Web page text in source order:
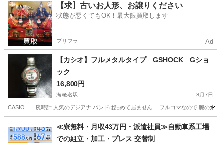
神奈川 海老名市 海老名駅 アクセサリー ミスタージュンコ
【求】古いお人形、お譲りください
状態が悪くてもOK！最大限買取します
プリフラ Ad
【カシオ】フルメタルタイプ GSHOCK Gショ
ック
16,800円
海老名駅 8月7日
CASIO 腕時計 人気のデジアナ バンドは詰めて居ません フルコマなので 腕の太い
海老名駅 アクセサリー Gショック
≪寮無料・月収43万円・派遣社員≫自動車系工場
での組立・加工・プレス 交替制